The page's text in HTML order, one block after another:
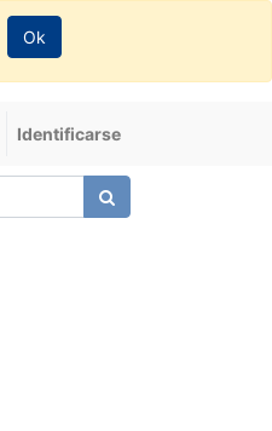
Ok
Identificarse